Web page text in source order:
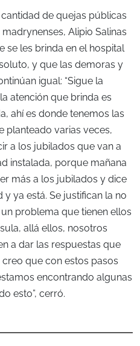
de quejas públicas
Alipio Salinas
se les brinda en el hospital
y que las demoras y
igual: “Sigue la
atención que brinda es
ahí es donde tenemos las
planteado varias veces,
a los jubilados que van a
instalada, porque mañana
más a los jubilados y dice
ya está. Se justifican la no
problema que tienen ellos
allá ellos, nosotros
a dar las respuestas que
que con estos pasos
encontrando algunas
esto”, cerró.